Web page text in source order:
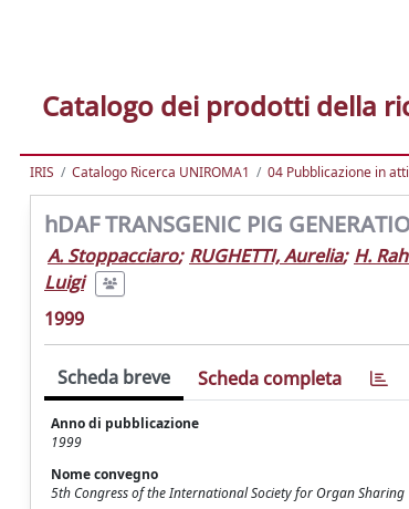
Catalogo dei prodotti della
IRIS Catalogo Ricerca UNIROMA1 04 Pubblicazione in
hDAF TRANSGENIC PIG
A. Stoppacciaro; RUGHETTI, Aurelia; H.
Luigi
1999
Scheda breve Scheda completa
Anno di pubblicazione
1999
Nome convegno
5th Congress of the International Society for Organ Sharing